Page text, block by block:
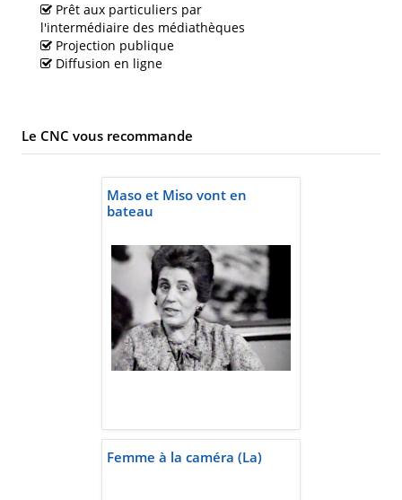
Prêt aux particuliers par
l'intermédiaire des médiathèques
Projection publique
Diffusion en ligne
Le CNC vous recommande
Maso et Miso vont en
bateau
Femme à la caméra (La)